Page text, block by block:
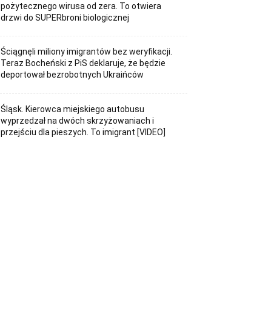
pożytecznego wirusa od zera. To otwiera
drzwi do SUPERbroni biologicznej
Ściągnęli miliony imigrantów bez weryfikacji.
Teraz Bocheński z PiS deklaruje, że będzie
deportował bezrobotnych Ukraińców
Śląsk. Kierowca miejskiego autobusu
wyprzedzał na dwóch skrzyżowaniach i
przejściu dla pieszych. To imigrant [VIDEO]